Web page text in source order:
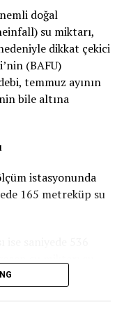
belirtiyor.
merkezindeki ve
için
oyun
dikkat çekiyor.
göre şu
parkı
yaklaşık iki ay
kirlilikte belirgin bir
uzun vadeli
belirtiliyor.
doğal
su miktarı,
dikkat çekici
(BAFU)
temmuz ayının
bile altına
istasyonunda
165 metreküp su
yaklaşık